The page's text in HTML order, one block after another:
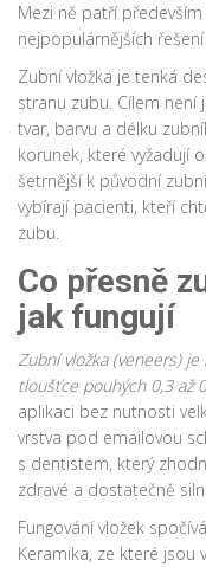
Mezi ně patří především
nejpopulárnějších
Zubní vložka je tenká
stranu zubu. Cílem není
tvar, barvu a délku
korunek, které vyžadují
šetrnější k původní
vybírají pacienti, kteří
zubu.
Co přesně
jak fungují
Zubní vložka (veneers)
tloušťce pouhých 0,3 až
aplikaci bez nutnosti
vrstva pod emailovou
s dentistem, který
zdravé a dostatečně
Fungování vložek
Keramika, ze které jsou